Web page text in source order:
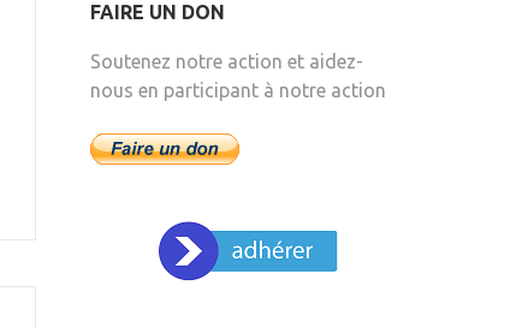
FAIRE UN DON
Soutenez notre action et aidez-
nous en participant à notre action